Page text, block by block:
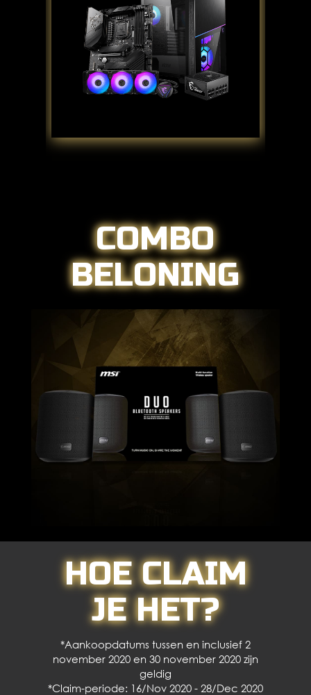
COMBO
BELONING
HOE CLAIM
JE HET?
*Aankoopdatums tussen en inclusief 2
november 2020 en 30 november 2020 zijn
geldig
*Claim-periode: 16/Nov 2020 - 28/Dec 2020